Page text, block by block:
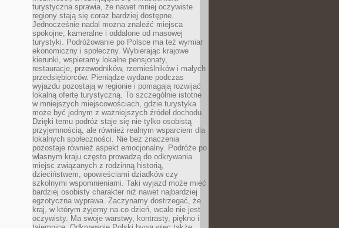
turystyczna sprawia, że nawet mniej oczywiste
regiony stają się coraz bardziej dostępne.
Jednocześnie nadal można znaleźć miejsca
spokojne, kameralne i oddalone od masowej
turystyki. Podróżowanie po Polsce ma też wymiar
ekonomiczny i społeczny. Wybierając krajowe
kierunki, wspieramy lokalne pensjonaty,
restauracje, przewodników, rzemieślników i małych
przedsiębiorców. Pieniądze wydane podczas
wyjazdu pozostają w regionie i pomagają rozwijać
lokalną ofertę turystyczną. To szczególnie istotne
w mniejszych miejscowościach, gdzie turystyka
może być jednym z ważniejszych źródeł dochodu.
Dzięki temu podróż staje się nie tylko osobistą
przyjemnością, ale również realnym wsparciem dla
lokalnych społeczności. Nie bez znaczenia
pozostaje również aspekt emocjonalny. Podróże po
własnym kraju często prowadzą do odkrywania
miejsc związanych z rodzinną historią,
dzieciństwem, opowieściami dziadków czy
szkolnymi wspomnieniami. Taki wyjazd może mieć
bardziej osobisty charakter niż nawet najbardziej
egzotyczna wyprawa. Zaczynamy dostrzegać, że
kraj, w którym żyjemy na co dzień, wcale nie jest
oczywisty. Ma swoje warstwy, kontrasty, piękno i